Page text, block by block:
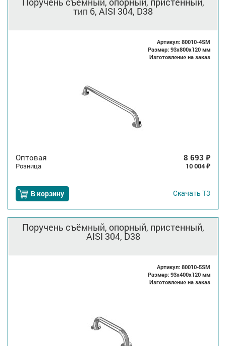
тип 6, AISI 304, D38
Артикул: 80010-4SM
Размер: 93x800x120 мм
Изготовление на заказ
Оптовая 8 693 ₽
Розница 10 004 ₽
В корзину Скачать Т3
Поручень съёмный, опорный, пристенный,
AISI 304, D38
Артикул: 80010-5SM
Размер: 93x400x120 мм
Изготовление на заказ